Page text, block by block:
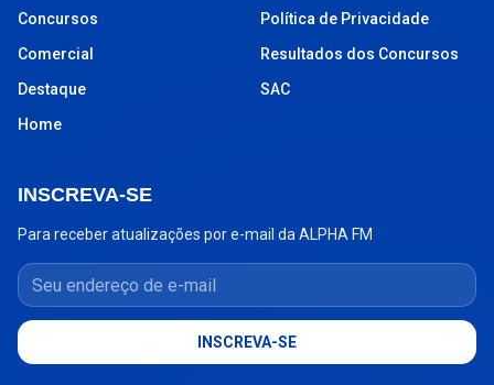
Concursos
Comercial
Destaque
Home
Política de Privacidade
Resultados dos Concursos
SAC
INSCREVA-SE
Para receber atualizações por e-mail da ALPHA FM
Seu endereço de e-mail
INSCREVA-SE